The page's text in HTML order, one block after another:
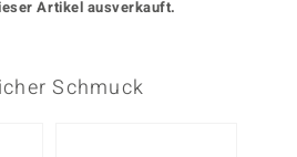
Artikel ausverkauft.
Schmuck